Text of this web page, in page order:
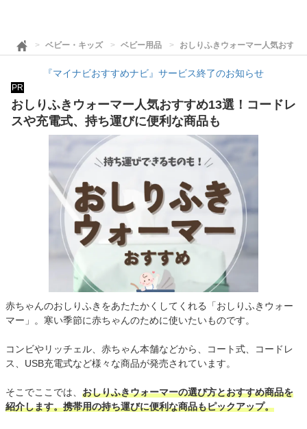
ベビー・キッズ ベビー用品 おしりふきウォーマー人気おす
『マイナビおすすめナビ』サービス終了のお知らせ
PR
おしりふきウォーマー人気おすすめ13選！コードレ
スや充電式、持ち運びに便利な商品も
赤ちゃんのおしりふきをあたたかくしてくれる「おしりふきウォー
マー」。寒い季節に赤ちゃんのために使いたいものです。
コンビやリッチェル、赤ちゃん本舗などから、コート式、コードレ
ス、USB充電式など様々な商品が発売されています。
そこでここでは、 おしりふきウォーマーの選び方とおすすめ商品を
紹介します。携帯用の持ち運びに便利な商品もピックアップ。